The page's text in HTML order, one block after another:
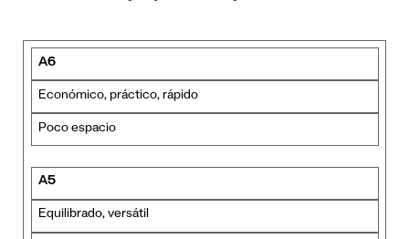
A6
Económico, práctico, rápido
Poco espacio
A5
Equilibrado, versátil